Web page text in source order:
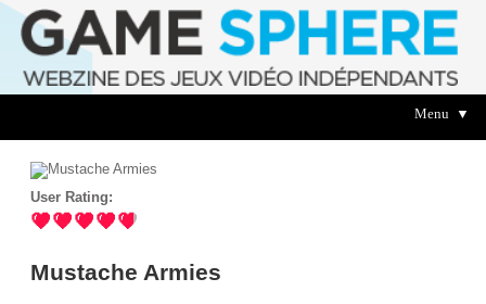
Menu ▼
User Rating:
Mustache Armies